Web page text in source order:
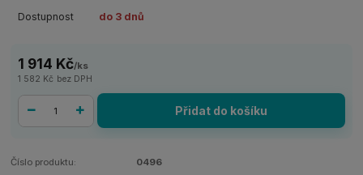
Dostupnost do 3 dnů
1 914 Kč/ks
1 582 Kč bez DPH
Přidat do košíku
Číslo produktu: 0496